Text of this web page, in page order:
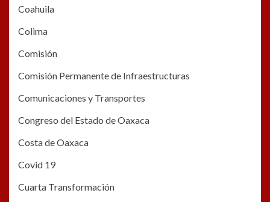
Coahuila
Colima
Comisión
Comisión Permanente de Infraestructuras
Comunicaciones y Transportes
Congreso del Estado de Oaxaca
Costa de Oaxaca
Covid 19
Cuarta Transformación